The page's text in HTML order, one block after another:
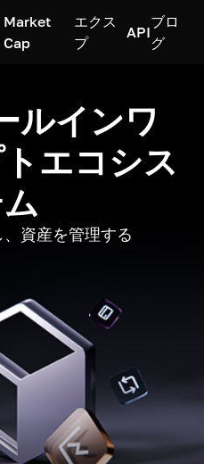
Market
Cap
エクス
プ
API
ブロ
グ
ルインワ
エコシス
資産を管理する